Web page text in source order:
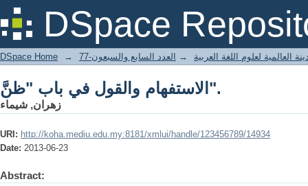
DSpace
DSpace Home → العالمية لعلوم اللغة العربية → العدد السابع والسبعون-77
الاستفهام والقول في باب "ظنَّ".
زهران, شيماء
URI: http://koha.mediu.edu.my:8181/xmlui/handle/123456789/14934
Date: 2013-06-23
Abstract: